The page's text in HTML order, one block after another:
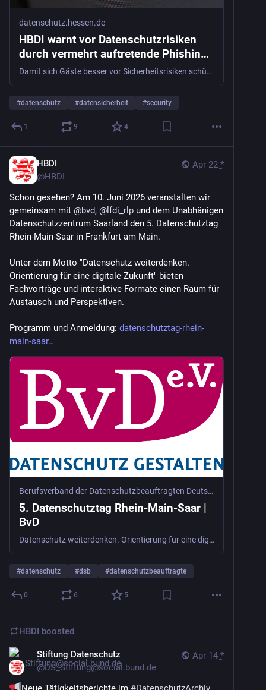
datenschutz.hessen.de
HBDI warnt vor Datenschutzrisiken
durch vermehrt auftretende Phishing-
Angriffe auf Gäste von Hotels
Damit sich Gäste besser vor Sicherheitsrisiken schützen können, möchte der HBDI über die aktuellen Gefahren informieren und Hinweise zum Umgang bereitstellen.
#datenschutz #datensicherheit #security
1 9 4
Apr 22 *
HBDI
@HBDI
Schon gesehen? Am 10. Juni 2026 veranstalten wir
gemeinsam mit @bvd, @ lfdi_rlp und dem Unabhänigen
Datenschutzzentrum Saarland den 5. Datenschutztag
Rhein-Main-Saar in Frankfurt am Main.
Unter dem Motto "Datenschutz weiterdenken.
Orientierung für eine digitale Zukunft" bieten
Fachvorträge und interaktive Formate einen Raum für
Austausch und Perspektiven.
Programm und Anmeldung: datenschutztag-rhein-
main-saar
Berufsverband der Datenschutzbeauftragten Deutschlands (BvD) e.V.
5. Datenschutztag Rhein-Main-Saar |
BvD
Datenschutz weiterdenken. Orientierung für eine digitale Zukunft Die Digitalisierung hat in den vergangenen 25 Jahren Verwaltung, Wirtschaft und Gesellschaft grundlegend verändert – und sie entwickelt sich mit rasanter Geschwindigkeit weiter. Datenschutzbeauftragte stehen heute nicht mehr nur vor der Aufgabe, bestehende Datenverarbeitungsprozesse verantwortungsvoll zu begleiten, sondern müssen die digitale Gegenwart aktiv als Ausgangspunkt für die Zukunftsgestaltung ... 5. Datenschutztag Rhein-Main-Saar
#datenschutz #dsb #datenschutzbeauftragte
0 6 5
HBDI boosted
Apr 14 *
Stiftung Datenschutz
@DS_Stiftung@social.bund.de